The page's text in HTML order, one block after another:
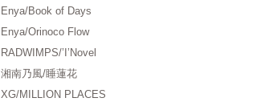
Enya/Book of Days
Enya/Orinoco Flow
RADWIMPS/’I’Novel
湘南乃風/睡蓮花
XG/MILLION PLACES